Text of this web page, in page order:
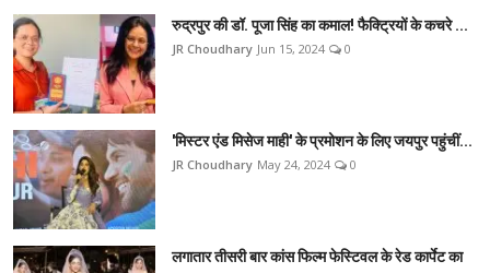
रुद्रपुर की डॉ. पूजा सिंह का कमाल! फैक्ट्रियों के कचरे ...
JR Choudhary Jun 15, 2024 0
'मिस्टर एंड मिसेज माही' के प्रमोशन के लिए जयपुर पहुंचीं...
JR Choudhary May 24, 2024 0
लगातार तीसरी बार कांस फिल्म फेस्टिवल के रेड कार्पेट का